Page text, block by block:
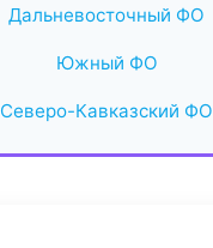
Дальневосточный ФО
Южный ФО
Северо-Кавказский ФО